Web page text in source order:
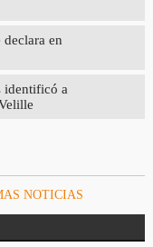
en
identificó a
NOTICIAS